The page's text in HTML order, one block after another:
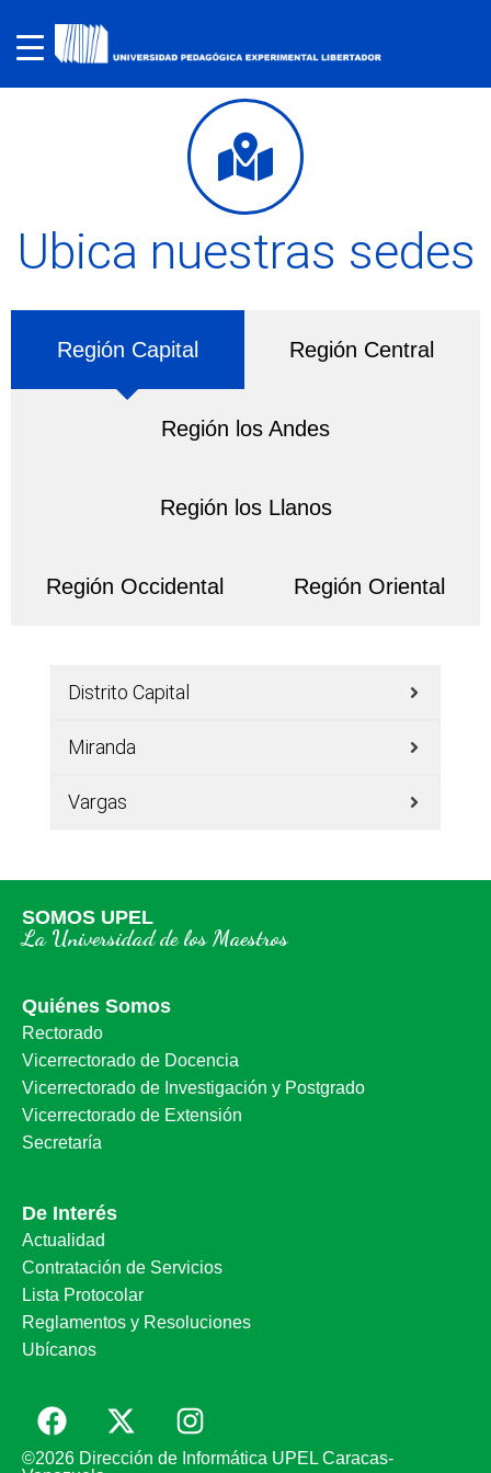
Ubica nuestras sedes
Región Capital Región Central
Región los Andes
Región los Llanos
Región Occidental Región Oriental
Distrito Capital
Miranda
Vargas
SOMOS UPEL
La Universidad de los Maestros
Quiénes Somos
Rectorado
Vicerrectorado de Docencia
Vicerrectorado de Investigación y Postgrado
Vicerrectorado de Extensión
Secretaría
De Interés
Actualidad
Contratación de Servicios
Lista Protocolar
Reglamentos y Resoluciones
Ubícanos
©2026 Dirección de Informática UPEL Caracas-